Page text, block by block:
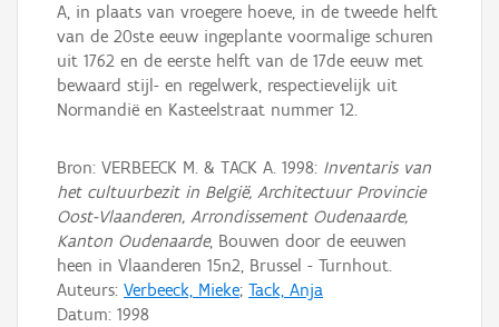
A, in plaats van vroegere hoeve, in de tweede helft
van de 20ste eeuw ingeplante voormalige schuren
uit 1762 en de eerste helft van de 17de eeuw met
bewaard stijl- en regelwerk, respectievelijk uit
Normandië en Kasteelstraat nummer 12.
Bron: VERBEECK M. & TACK A. 1998: Inventaris van
het cultuurbezit in België, Architectuur Provincie
Oost-Vlaanderen, Arrondissement Oudenaarde,
Kanton Oudenaarde, Bouwen door de eeuwen
heen in Vlaanderen 15n2, Brussel - Turnhout.
Auteurs: Verbeeck, Mieke; Tack, Anja
Datum: 1998